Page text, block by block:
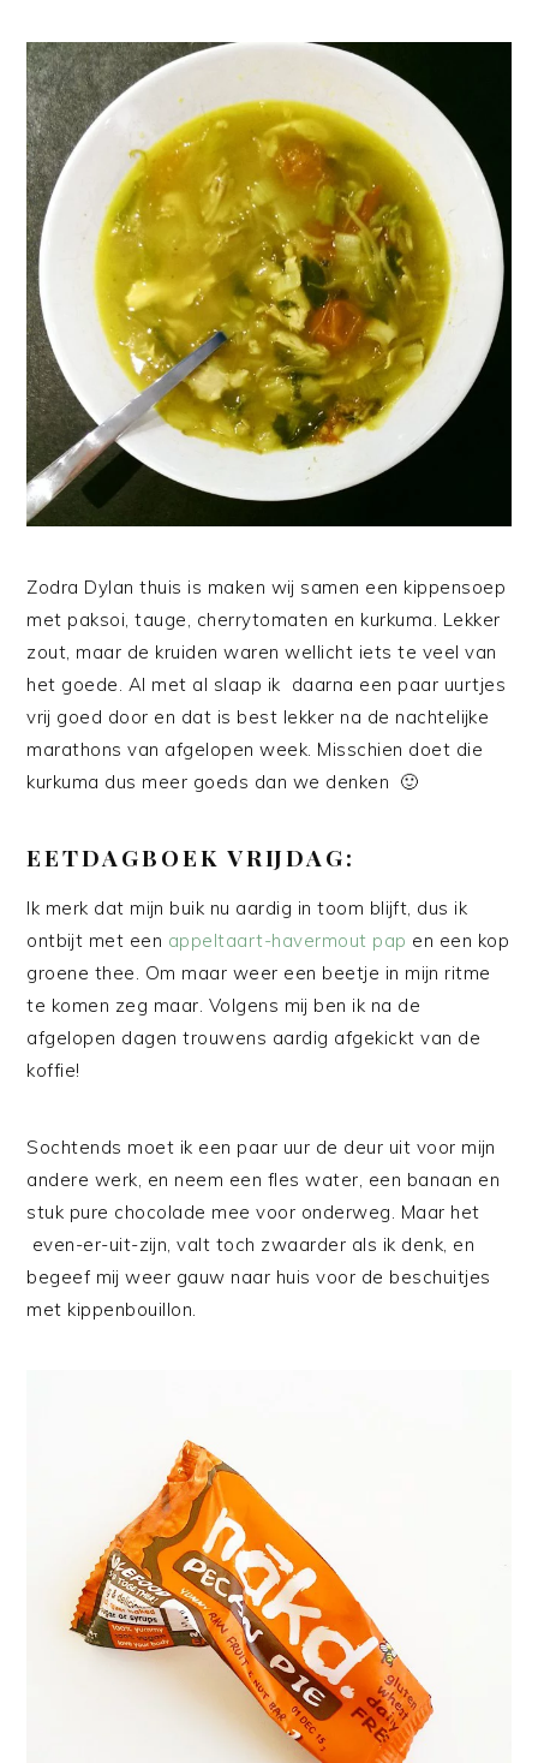
Zodra Dylan thuis is maken wij samen een kippensoep
met paksoi, tauge, cherrytomaten en kurkuma. Lekker
zout, maar de kruiden waren wellicht iets te veel van
het goede. Al met al slaap ik daarna een paar uurtjes
vrij goed door en dat is best lekker na de nachtelijke
marathons van afgelopen week. Misschien doet die
kurkuma dus meer goeds dan we denken 🙂
EETDAGBOEK VRIJDAG:
Ik merk dat mijn buik nu aardig in toom blijft, dus ik
ontbijt met een appeltaart-havermout pap en een kop
groene thee. Om maar weer een beetje in mijn ritme
te komen zeg maar. Volgens mij ben ik na de
afgelopen dagen trouwens aardig afgekickt van de
koffie!
Sochtends moet ik een paar uur de deur uit voor mijn
andere werk, en neem een fles water, een banaan en
stuk pure chocolade mee voor onderweg. Maar het
even-er-uit-zijn, valt toch zwaarder als ik denk, en
begeef mij weer gauw naar huis voor de beschuitjes
met kippenbouillon.